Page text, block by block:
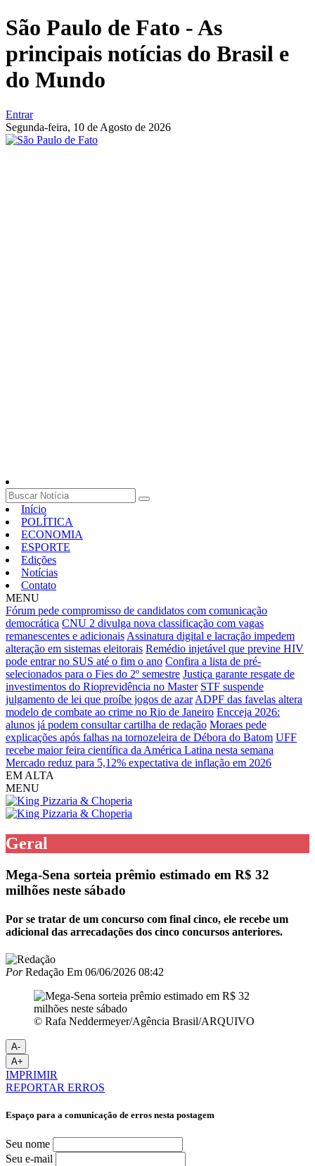
São Paulo de Fato - As
principais notícias do Brasil e
do Mundo
Entrar
Segunda-feira, 10 de Agosto de 2026
Início
POLÍTICA
ECONOMIA
ESPORTE
Edições
Notícias
Contato
MENU
Fórum pede compromisso de candidatos com comunicação
democrática CNU 2 divulga nova classificação com vagas
remanescentes e adicionais Assinatura digital e lacração impedem
alteração em sistemas eleitorais Remédio injetável que previne HIV
pode entrar no SUS até o fim o ano Confira a lista de pré-
selecionados para o Fies do 2º semestre Justiça garante resgate de
investimentos do Rioprevidência no Master STF suspende
julgamento de lei que proíbe jogos de azar ADPF das favelas altera
modelo de combate ao crime no Rio de Janeiro Encceja 2026:
alunos já podem consultar cartilha de redação Moraes pede
explicações após falhas na tornozeleira de Débora do Batom UFF
recebe maior feira científica da América Latina nesta semana
Mercado reduz para 5,12% expectativa de inflação em 2026
EM ALTA
MENU
Geral
Mega-Sena sorteia prêmio estimado em R$ 32
milhões neste sábado
Por se tratar de um concurso com final cinco, ele recebe um
adicional das arrecadações dos cinco concursos anteriores.
PorRedação Em 06/06/2026 08:42
© Rafa Neddermeyer/Agência Brasil/ARQUIVO
A-
A+
IMPRIMIR
REPORTAR ERROS
Espaço para a comunicação de erros nesta postagem
Seu nome
Seu e-mail